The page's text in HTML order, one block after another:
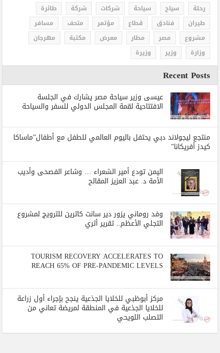
رحلة
سياح سياحة شركات شركة
طائرة
طيران
فنادق قطاع مؤتمر متحف
مسافر
مشروع
مصر مطار معرض مكتبة
مهرجان
وزارة
وزير وزيرة
Recent Posts
عيسى وزير سياحة مصر يشارك في الجلسة
الافتتاحية لقمة المجلس الدولي للسفر والسياحة
منتجع ليجولاند دبي يحتفل باليوم العالمي للطفل مع أطفال”ماساكا
كيدز أفريكانا”
اليمن تودع أمير الشعراء … وشاعر الفصحى وأديب
الأمة د. عبد العزيز المقالح
وفد روماني يزور دير سانت كاترين للترويج لمشروع
التجلي الأعظم.. تقرير أثري
TOURISM RECOVERY ACCELERATES TO
REACH 65% OF PRE-PANDEMIC LEVELS
مركز أبوظبي للخلايا الجذعية ينجح بإجراء أول زراعة
للخلايا الجذعية في المنطقة لمريضة تعاني من
التصلب اللويحي